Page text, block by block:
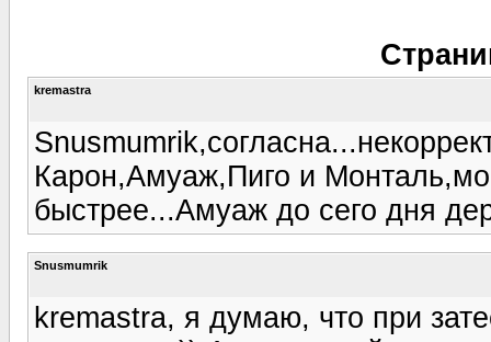
kremastra
Карон,Амуаж,Пиго и
быстрее...Амуаж до сего дня
Snusmumrik
kremastra, я думаю, что при